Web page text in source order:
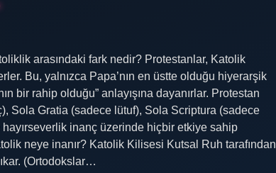
arasındaki fark nedir? Protestanlar, Katolik
Bu, yalnızca Papa’nın en üstte olduğu hiyerarşik
bir rahip olduğu” anlayışına dayanırlar. Protestan
Sola Gratia (sadece lütuf), Sola Scriptura (sadece
hayırseverlik inanç üzerinde hiçbir etkiye sahip
neye inanır? Katolik Kilisesi Kutsal Ruh tarafından
(Ortodokslar…